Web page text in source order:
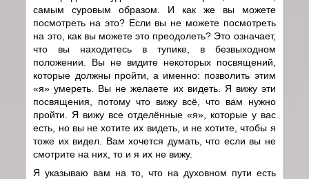
самым суровым образом. И как же вы можете
посмотреть на это? Если вы не можете посмотреть
на это, как вы можете это преодолеть? Это означает,
что вы находитесь в тупике, в безвыходном
положении. Вы не видите некоторых посвящений,
которые должны пройти, а именно: позволить этим
«я» умереть. Вы не желаете их видеть. Я вижу эти
посвящения, потому что вижу всё, что вам нужно
пройти. Я вижу все отделённые «я», которые у вас
есть, но вы не хотите их видеть, и не хотите, чтобы я
тоже их видел. Вам хочется думать, что если вы не
смотрите на них, то и я их не вижу.
Я указываю вам на то, что на духовном пути есть